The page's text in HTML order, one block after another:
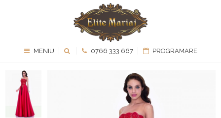
MENIU 0766 333 667 PROGRAMARE